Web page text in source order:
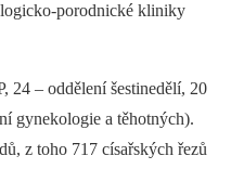
porodnické kliniky
24 –⁠ oddělení šestinedělí, 20
gynekologie a těhotných).
z toho 717 císařských řezů